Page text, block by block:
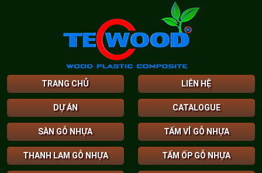
TRANG CHỦ LIÊN HỆ
DỰ ÁN CATALOGUE
SÀN GỖ NHỰA TẤM VỈ GỖ NHỰA
THANH LAM GỖ NHỰA TẤM ỐP GỖ NHỰA